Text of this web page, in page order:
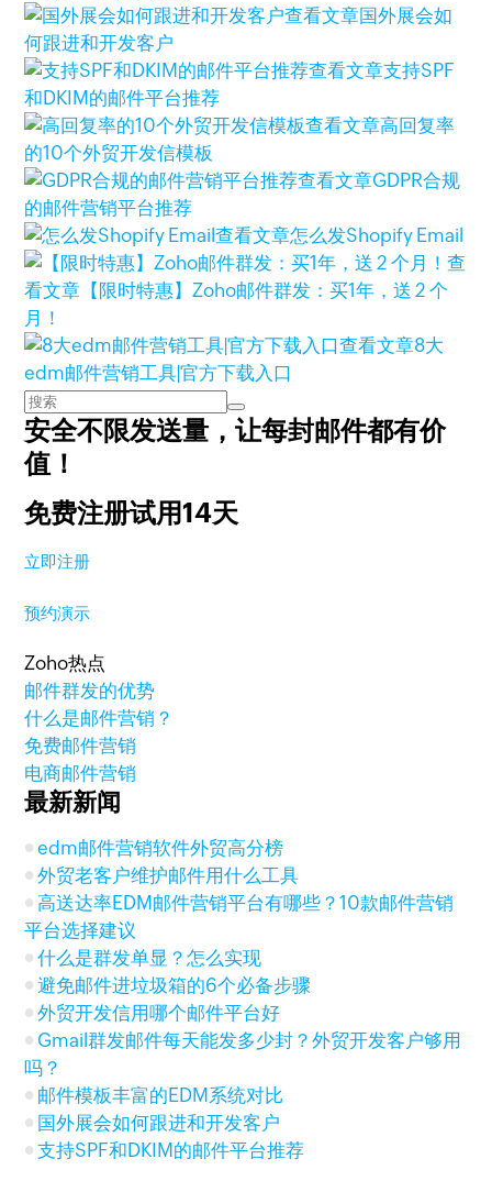
查看文章国外展会如
何跟进和开发客户
查看文章支持SPF
和DKIM的邮件平台推荐
查看文章高回复率
的10个外贸开发信模板
查看文章GDPR合规
的邮件营销平台推荐
查看文章怎么发Shopify Email
查
看文章 【限时特惠】Zoho邮件群发：买1年，送 2 个
月！
查看文章8大
edm邮件营销工具|官方下载入口
安全不限发送量，让每封邮件都有价
值！
免费注册试用14天
立即注册
预约演示
Zoho热点
邮件群发的优势
什么是邮件营销？
免费邮件营销
电商邮件营销
最新新闻
edm邮件营销软件外贸高分榜
外贸老客户维护邮件用什么工具
高送达率EDM邮件营销平台有哪些？10款邮件营销
平台选择建议
什么是群发单显？怎么实现
避免邮件进垃圾箱的6个必备步骤
外贸开发信用哪个邮件平台好
Gmail群发邮件每天能发多少封？外贸开发客户够用
吗？
邮件模板丰富的EDM系统对比
国外展会如何跟进和开发客户
支持SPF和DKIM的邮件平台推荐